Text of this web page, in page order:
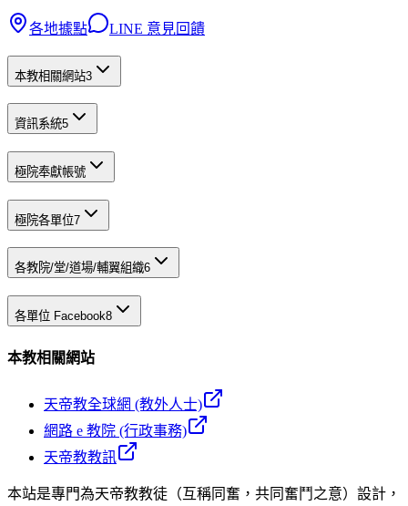
各地據點 LINE 意見回饋
本教相關網站3
資訊系統5
極院奉獻帳號
極院各單位7
各教院/堂/道場/輔翼組織6
各單位 Facebook8
本教相關網站
天帝教全球網 (教外人士)
網路 e 教院 (行政事務)
天帝教教訊
本站是專門為天帝教教徒（互稱同奮，共同奮鬥之意）設計，